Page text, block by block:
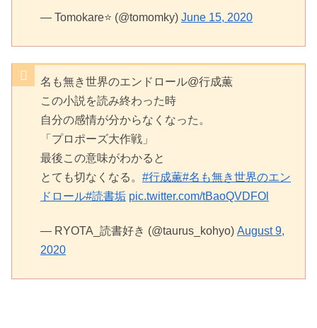
— Tomokare⭐️ (@tomomky) June 15, 2020
名も無き世界のエンドロール@行成薫
この小説を読み終わった時
自分の感情が分からなくなった。
「プロポーズ大作戦」
最後この意味がわかると
とても切なくなる。 #行成薫#名も無き世界のエン
ドロール#読書垢 pic.twitter.com/tBaoQVDFOl
— RYOTA_読書好き (@taurus_kohyo) August 9,
2020